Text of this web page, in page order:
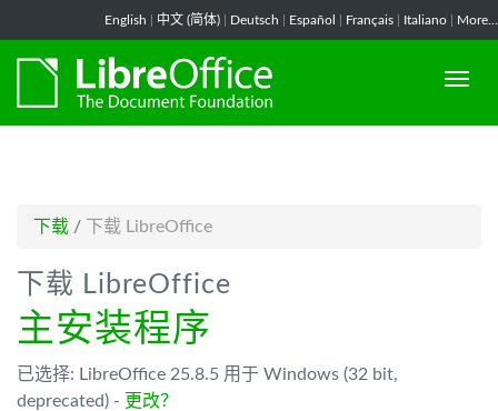
English 中文 (简体) Deutsch Español Français Italiano More...
下载 / 下载 LibreOffice
下载 LibreOffice
主安装程序
已选择: LibreOffice 25.8.5 用于 Windows (32 bit,
deprecated) - 更改？